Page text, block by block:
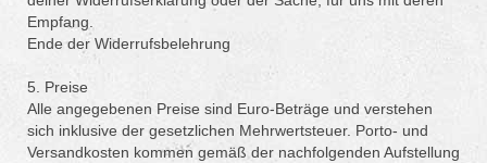
Empfang.
Ende der Widerrufsbelehrung
5. Preise
Alle angegebenen Preise sind Euro-Beträge und verstehen
sich inklusive der gesetzlichen Mehrwertsteuer. Porto- und
Versandkosten kommen gemäß der nachfolgenden Aufstellung